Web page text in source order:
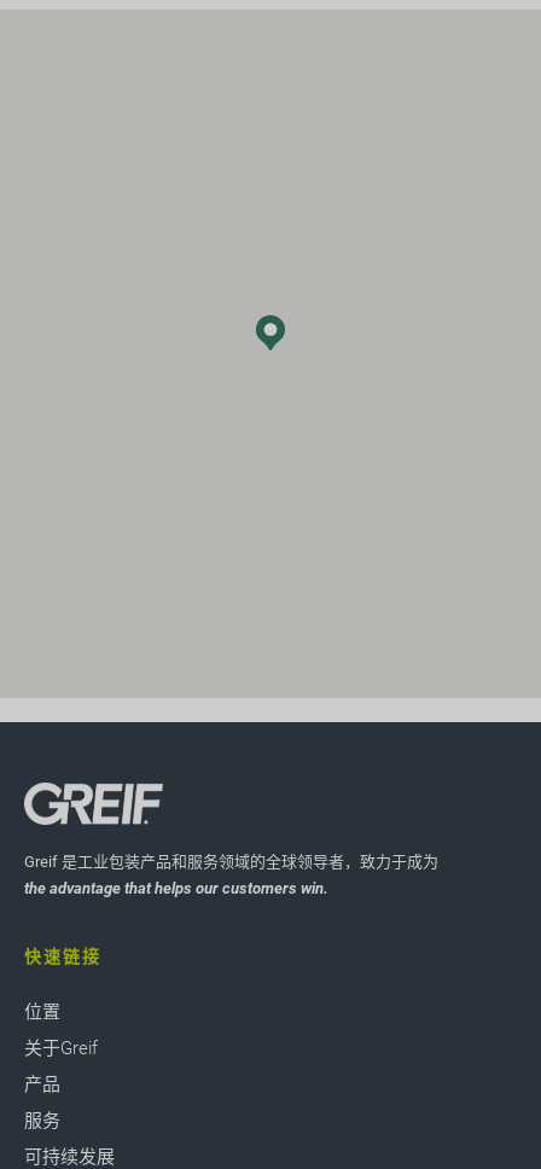
Greif 是工业包装产品和服务领域的全球领导者，致力于成为
the advantage that helps our customers win.
快速链接
位置
关于Greif
产品
服务
可持续发展